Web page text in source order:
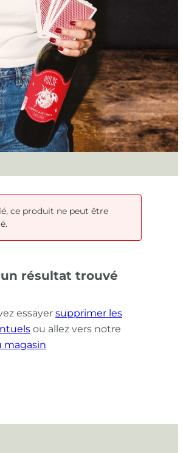
ce produit ne peut être
résultat trouvé
essayer supprimer les
ou allez vers notre
magasin